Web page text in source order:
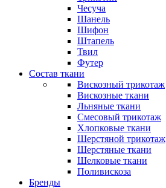
Чесуча
Шанель
Шифон
Штапель
Твил
Футер
Состав ткани
Вискозный трикотаж
Вискозные ткани
Льняные ткани
Смесовый трикотаж
Хлопковые ткани
Шерстяной трикотаж
Шерстяные ткани
Шелковые ткани
Поливискоза
Бренды